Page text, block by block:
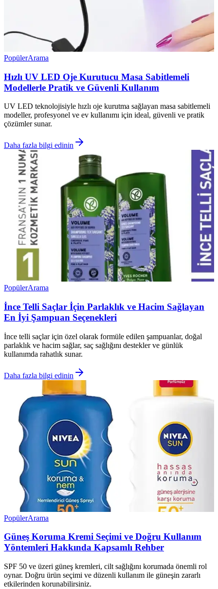
PopülerArama
Hızlı UV LED Oje Kurutucu Masa Sabitlemeli
Modellerle Pratik ve Güvenli Kullanım
UV LED teknolojisiyle hızlı oje kurutma sağlayan masa sabitlemeli
modeller, profesyonel ve ev kullanımı için ideal, güvenli ve pratik
çözümler sunar.
Daha fazla bilgi edinin
PopülerArama
İnce Telli Saçlar İçin Parlaklık ve Hacim Sağlayan
En İyi Şampuan Seçenekleri
İnce telli saçlar için özel olarak formüle edilen şampuanlar, doğal
parlaklık ve hacim sağlar, saç sağlığını destekler ve günlük
kullanımda rahatlık sunar.
Daha fazla bilgi edinin
PopülerArama
Güneş Koruma Kremi Seçimi ve Doğru Kullanım
Yöntemleri Hakkında Kapsamlı Rehber
SPF 50 ve üzeri güneş kremleri, cilt sağlığını korumada önemli rol
oynar. Doğru ürün seçimi ve düzenli kullanım ile güneşin zararlı
etkilerinden korunabilirsiniz.